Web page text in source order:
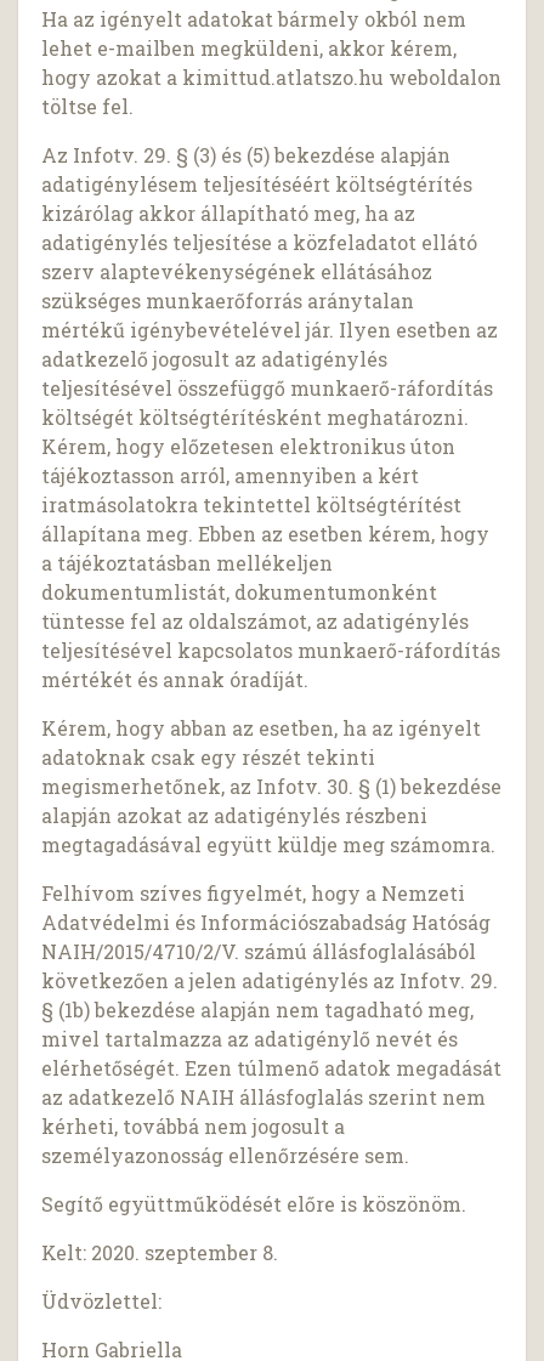
Ha az igényelt adatokat bármely okból nem
lehet e-mailben megküldeni, akkor kérem,
hogy azokat a kimittud.atlatszo.hu weboldalon
töltse fel.
Az Infotv. 29. § (3) és (5) bekezdése alapján
adatigénylésem teljesítéséért költségtérítés
kizárólag akkor állapítható meg, ha az
adatigénylés teljesítése a közfeladatot ellátó
szerv alaptevékenységének ellátásához
szükséges munkaerőforrás aránytalan
mértékű igénybevételével jár. Ilyen esetben az
adatkezelő jogosult az adatigénylés
teljesítésével összefüggő munkaerő-ráfordítás
költségét költségtérítésként meghatározni.
Kérem, hogy előzetesen elektronikus úton
tájékoztasson arról, amennyiben a kért
iratmásolatokra tekintettel költségtérítést
állapítana meg. Ebben az esetben kérem, hogy
a tájékoztatásban mellékeljen
dokumentumlistát, dokumentumonként
tüntesse fel az oldalszámot, az adatigénylés
teljesítésével kapcsolatos munkaerő-ráfordítás
mértékét és annak óradíját.
Kérem, hogy abban az esetben, ha az igényelt
adatoknak csak egy részét tekinti
megismerhetőnek, az Infotv. 30. § (1) bekezdése
alapján azokat az adatigénylés részbeni
megtagadásával együtt küldje meg számomra.
Felhívom szíves figyelmét, hogy a Nemzeti
Adatvédelmi és Információszabadság Hatóság
NAIH/2015/4710/2/V. számú állásfoglalásából
következően a jelen adatigénylés az Infotv. 29.
§ (1b) bekezdése alapján nem tagadható meg,
mivel tartalmazza az adatigénylő nevét és
elérhetőségét. Ezen túlmenő adatok megadását
az adatkezelő NAIH állásfoglalás szerint nem
kérheti, továbbá nem jogosult a
személyazonosság ellenőrzésére sem.
Segítő együttműködését előre is köszönöm.
Kelt: 2020. szeptember 8.
Üdvözlettel:
Horn Gabriella